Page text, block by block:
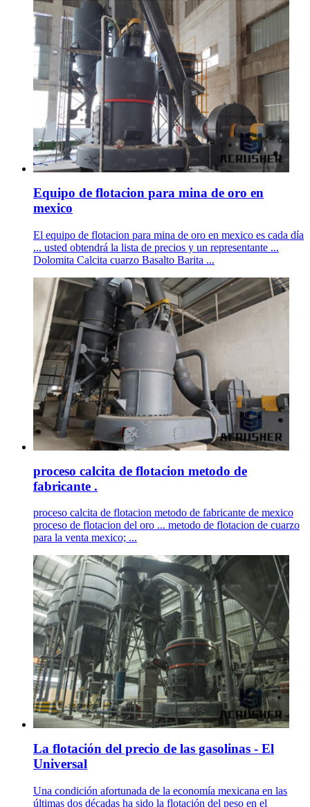
Equipo de flotacion para mina de oro en
mexico
El equipo de flotacion para mina de oro en mexico es cada día
... usted obtendrá la lista de precios y un representante ...
Dolomita Calcita cuarzo Basalto Barita ...
proceso calcita de flotacion metodo de
fabricante .
proceso calcita de flotacion metodo de fabricante de mexico
proceso de flotacion del oro ... metodo de flotacion de cuarzo
para la venta mexico; ...
La flotación del precio de las gasolinas - El
Universal
Una condición afortunada de la economía mexicana en las
últimas dos décadas ha sido la flotación del peso en el